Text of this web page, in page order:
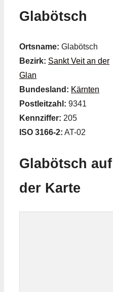
Glabötsch
Ortsname: Glabötsch
Bezirk: Sankt Veit an der
Glan
Bundesland: Kärnten
Postleitzahl: 9341
Kennziffer: 205
ISO 3166-2: AT-02
Glabötsch auf
der Karte